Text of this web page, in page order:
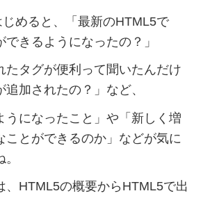
めると、
「最新のHTML5で
きるようになったの？」
たタグが便利って聞いたんだけ
加されたの？」 など、
うになったこと」や「新しく増
ことができるのか」などが気に
、HTML5の概要からHTML5で出